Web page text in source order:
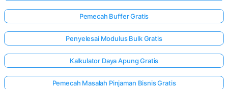
Pemecah Buffer Gratis
Penyelesai Modulus Bulk Gratis
Kalkulator Daya Apung Gratis
Pemecah Masalah Pinjaman Bisnis Gratis